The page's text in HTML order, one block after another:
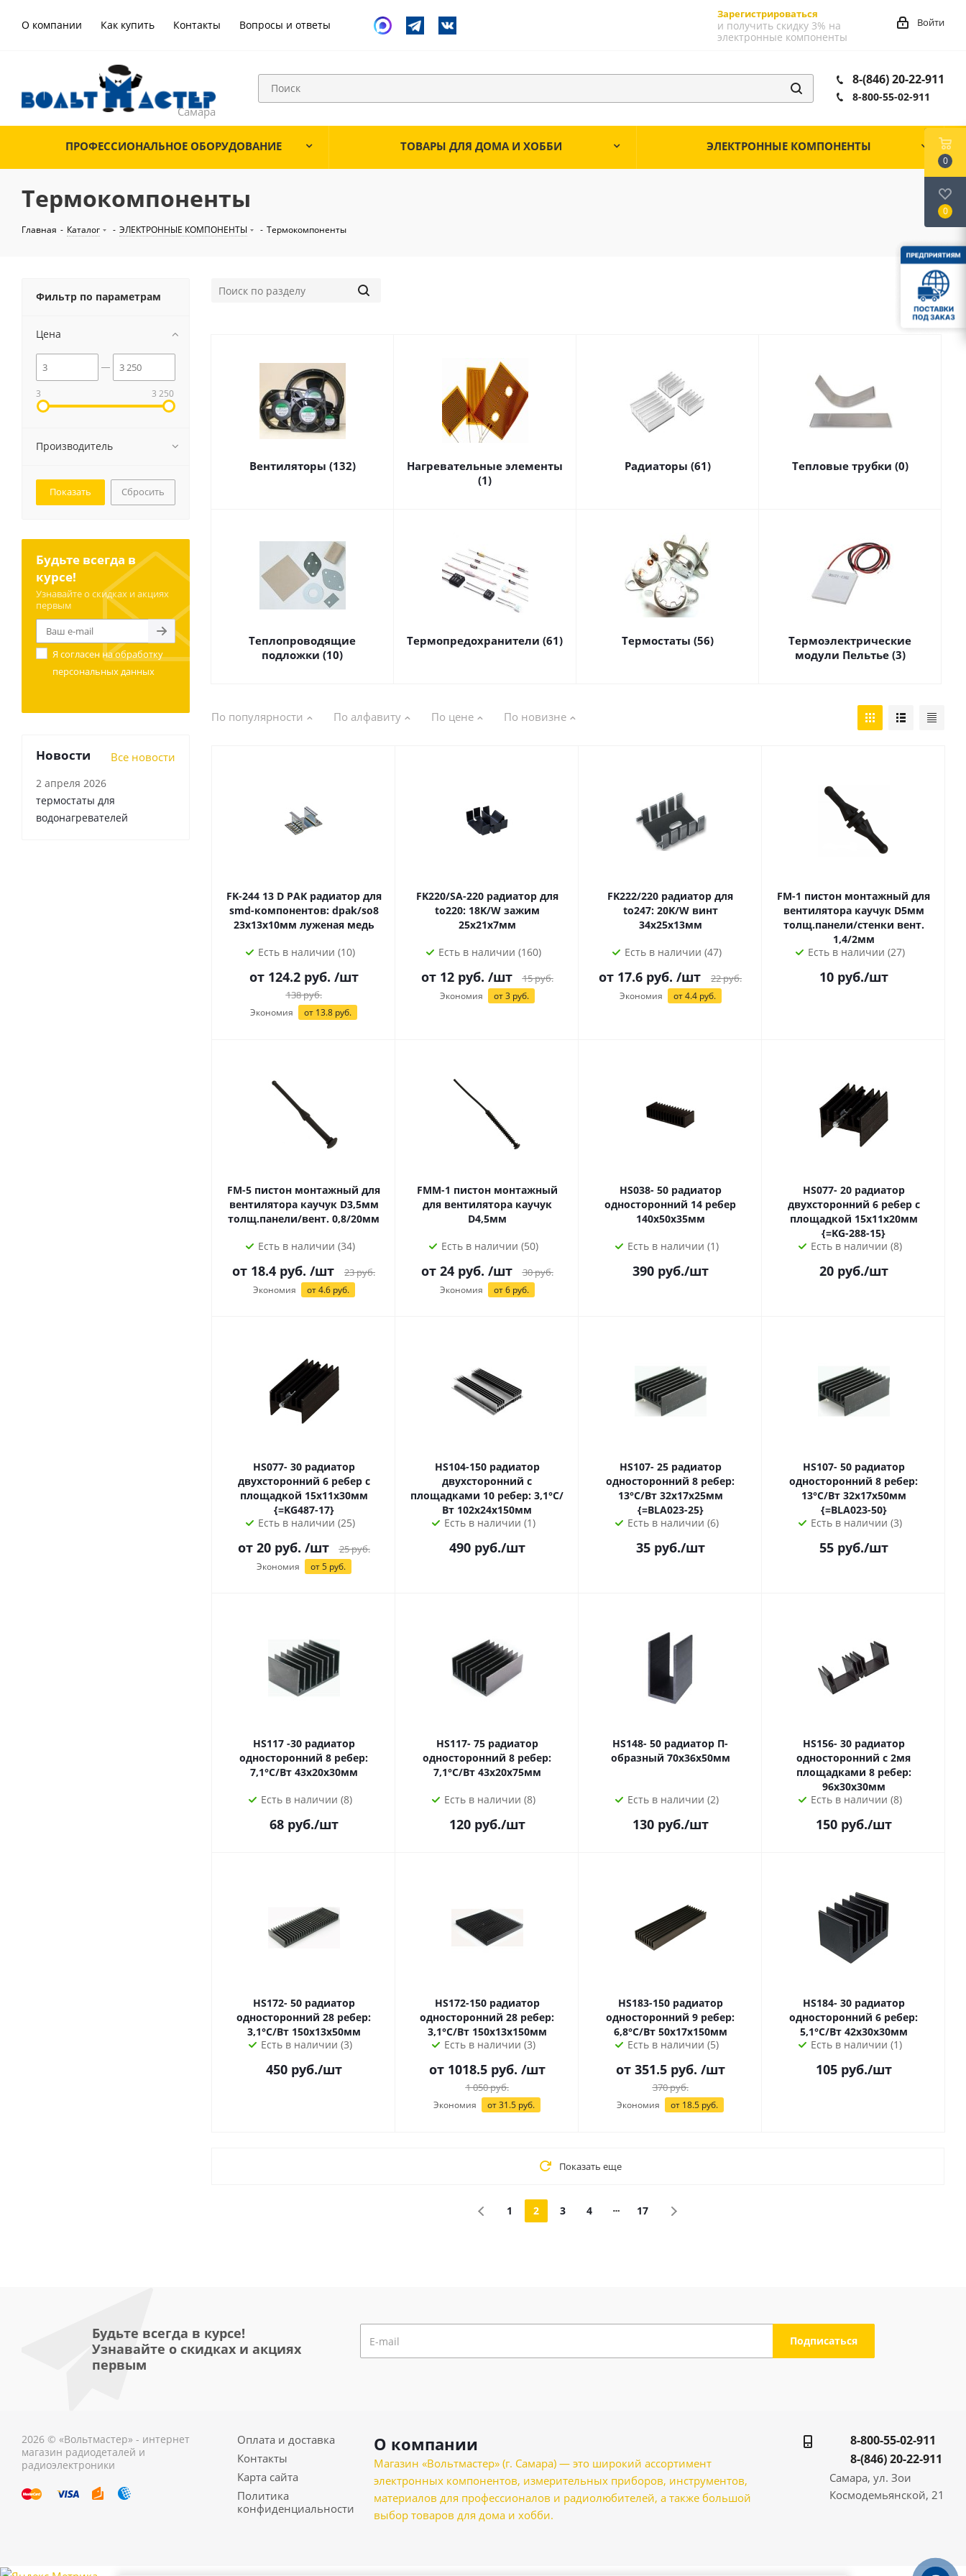
О компании Как купить Контакты Вопросы и ответы
Зарегистрироваться
и получить скидку 3% на
электронные компоненты
Войти
8-(846) 20-22-911
8-800-55-02-911
ПРОФЕССИОНАЛЬНОЕ ОБОРУДОВАНИЕ ТОВАРЫ ДЛЯ ДОМА И ХОББИ ЭЛЕКТРОННЫЕ КОМПОНЕНТЫ
Термокомпоненты
Главная - Каталог - ЭЛЕКТРОННЫЕ КОМПОНЕНТЫ - Термокомпоненты
Вентиляторы (132)
Нагревательные элементы
(1)
Радиаторы (61) Тепловые трубки (0)
Теплопроводящие
подложки (10)
Термопредохранители (61) Термостаты (56)
Термоэлектрические
модули Пельтье (3)
По популярности По алфавиту По цене По новизне
FK-244 13 D PAK радиатор для
smd-компонентов: dpak/so8
23х13х10мм луженая медь
Есть в наличии (10)
от 124.2 руб. /шт
138руб.
Экономия от 13.8 руб.
FK220/SA-220 радиатор для
to220: 18K/W зажим
25x21x7мм
Есть в наличии (160)
от 12руб. /шт 15руб.
Экономия от3руб.
FK222/220 радиатор для
to247: 20K/W винт
34x25x13мм
Есть в наличии (47)
от 17.6 руб. /шт 22руб.
Экономия от 4.4 руб.
FM-1 пистон монтажный для
вентилятора каучук D5мм
толщ.панели/стенки вент.
1,4/2мм
Есть в наличии (27)
10руб./шт
FM-5 пистон монтажный для
вентилятора каучук D3,5мм
толщ.панели/вент. 0,8/20мм
Есть в наличии (34)
от 18.4 руб. /шт 23руб.
Экономия от 4.6 руб.
FMM-1 пистон монтажный
для вентилятора каучук
D4,5мм
Есть в наличии (50)
от 24руб. /шт 30руб.
Экономия от6руб.
HS038- 50 радиатор
односторонний 14 ребер
140х50х35мм
Есть в наличии (1)
390руб./шт
HS077- 20 радиатор
двухсторонний 6 ребер с
площадкой 15х11х20мм
{=KG-288-15}
Есть в наличии (8)
20руб./шт
HS077- 30 радиатор
двухсторонний 6 ребер с
площадкой 15х11х30мм
{=KG487-17}
Есть в наличии (25)
от 20руб. /шт 25руб.
Экономия от5руб.
HS104-150 радиатор
двухсторонний с
площадками 10 ребер: 3,1°С/
Вт 102х24х150мм
Есть в наличии (1)
490руб./шт
HS107- 25 радиатор
односторонний 8 ребер:
13°С/Вт 32х17х25мм
{=BLA023-25}
Есть в наличии (6)
35руб./шт
HS107- 50 радиатор
односторонний 8 ребер:
13°С/Вт 32х17х50мм
{=BLA023-50}
Есть в наличии (3)
55руб./шт
HS117 -30 радиатор
односторонний 8 ребер:
7,1°С/Вт 43х20х30мм
Есть в наличии (8)
68руб./шт
HS117- 75 радиатор
односторонний 8 ребер:
7,1°С/Вт 43х20х75мм
Есть в наличии (8)
120руб./шт
HS148- 50 радиатор П-
образный 70х36х50мм
Есть в наличии (2)
130руб./шт
HS156- 30 радиатор
односторонний с 2мя
площадками 8 ребер:
96х30х30мм
Есть в наличии (8)
150руб./шт
HS172- 50 радиатор
односторонний 28 ребер:
3,1°С/Вт 150х13х50мм
Есть в наличии (3)
450руб./шт
HS172-150 радиатор
односторонний 28 ребер:
3,1°С/Вт 150х13х150мм
Есть в наличии (3)
от 1018.5 руб. /шт
1 050руб.
Экономия от 31.5 руб.
HS183-150 радиатор
односторонний 9 ребер:
6,8°С/Вт 50х17х150мм
Есть в наличии (5)
от 351.5 руб. /шт
370руб.
Экономия от 18.5 руб.
HS184- 30 радиатор
односторонний 6 ребер:
5,1°С/Вт 42х30х30мм
Есть в наличии (1)
105руб./шт
Показать еще
1 2 3 4 17
Фильтр по параметрам
Цена
3 3 250
Производитель
Сбросить
Будьте всегда в
курсе!
Узнавайте о скидках и акциях
первым
Я согласен наобработку
персональных данных
Новости Все новости
2 апреля 2026
термостаты для
водонагревателей
Будьте всегда в курсе!
Узнавайте о скидках и акциях
первым
2026 © «Вольтмастер» - интернет
магазин радиодеталей и
радиоэлектроники
Оплата и доставка
Контакты
Карта сайта
Политика
конфиденциальности
О компании
Магазин «Вольтмастер» (г. Самара) — это широкий ассортимент
электронных компонентов, измерительных приборов, инструментов,
материалов для профессионалов и радиолюбителей, а также большой
выбор товаров для дома и хобби.
8-800-55-02-911
8-(846) 20-22-911
Самара, ул. Зои
Космодемьянской, 21
0
0